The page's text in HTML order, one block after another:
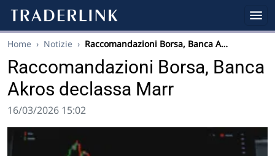
Home › Notizie › Raccomandazioni Borsa, Banca A…
Raccomandazioni Borsa, Banca
Akros declassa Marr
16/03/2026 15:02